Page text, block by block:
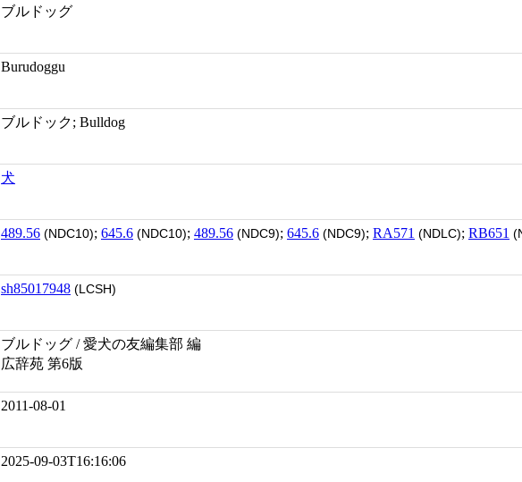
ブルドッグ
Burudoggu
ブルドック; Bulldog
犬
489.56 (NDC10); 645.6 (NDC10); 489.56 (NDC9); 645.6 (NDC9); RA571 (NDLC); RB651
sh85017948 (LCSH)
ブルドッグ / 愛犬の友編集部 編
広辞苑 第6版
2011-08-01
2025-09-03T16:16:06